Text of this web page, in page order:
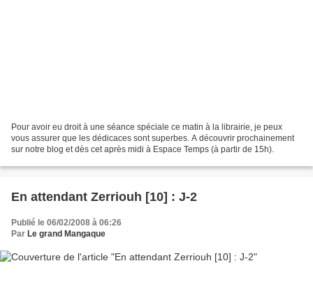
Pour avoir eu droit à une séance spéciale ce matin à la librairie, je peux
vous assurer que les dédicaces sont superbes. A découvrir prochainement
sur notre blog et dès cet après midi à Espace Temps (à partir de 15h).
En attendant Zerriouh [10] : J-2
Publié le 06/02/2008 à 06:26
Par Le grand Mangaque